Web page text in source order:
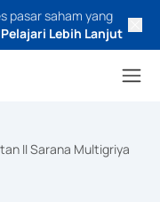
pasar saham yang
Pelajari Lebih Lanjut
II Sarana Multigriya